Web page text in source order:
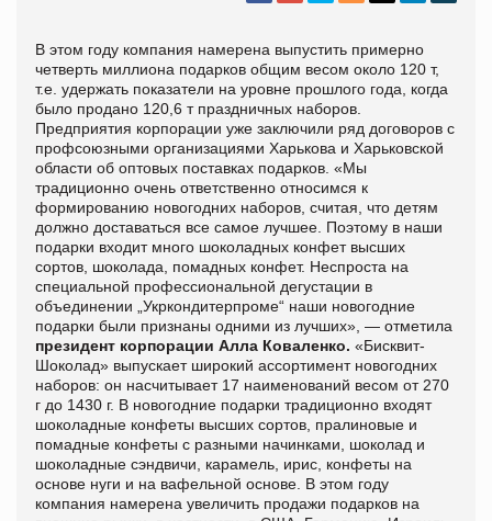
В этом году компания намерена выпустить примерно
четверть миллиона подарков общим весом около 120 т,
т.е. удержать показатели на уровне прошлого года, когда
было продано 120,6 т праздничных наборов.
Предприятия корпорации уже заключили ряд договоров с
профсоюзными организациями Харькова и Харьковской
области об оптовых поставках подарков. «Мы
традиционно очень ответственно относимся к
формированию новогодних наборов, считая, что детям
должно доставаться все самое лучшее. Поэтому в наши
подарки входит много шоколадных конфет высших
сортов, шоколада, помадных конфет. Неспроста на
специальной профессиональной дегустации в
объединении „Укркондитерпроме“ наши новогодние
подарки были признаны одними из лучших», — отметила
президент корпорации Алла Коваленко. «Бисквит-
Шоколад» выпускает широкий ассортимент новогодних
наборов: он насчитывает 17 наименований весом от 270
г до 1430 г. В новогодние подарки традиционно входят
шоколадные конфеты высших сортов, пралиновые и
помадные конфеты с разными начинками, шоколад и
шоколадные сэндвичи, карамель, ирис, конфеты на
основе нуги и на вафельной основе. В этом году
компания намерена увеличить продажи подарков на